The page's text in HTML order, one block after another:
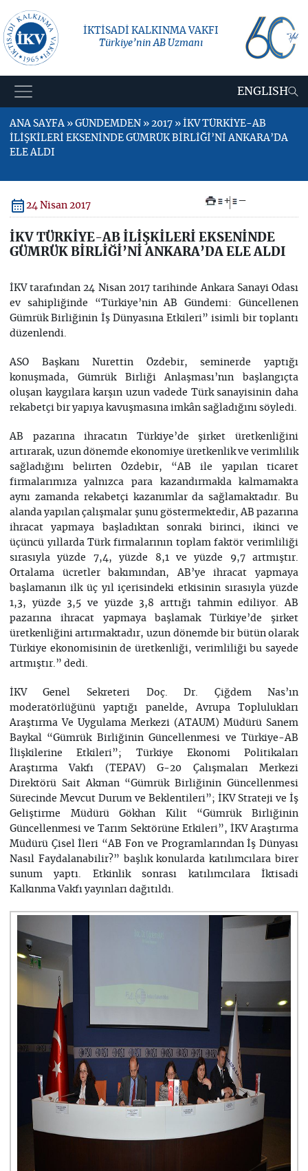
İKTİSADİ KALKINMA VAKFI
Türkiye’nin AB Uzmanı
ENGLISH
ANA SAYFA » GÜNDEMDEN » 2017 » İKV TÜRKİYE-AB
İLİŞKİLERİ EKSENİNDE GÜMRÜK BİRLİĞİ’Nİ ANKARA’DA
ELE ALDI
24 Nisan 2017 + –
İKV TÜRKİYE-AB İLİŞKİLERİ EKSENİNDE
GÜMRÜK BİRLİĞİ’Nİ ANKARA’DA ELE ALDI
İKV tarafından 24 Nisan 2017 tarihinde Ankara Sanayi Odası
ev sahipliğinde “Türkiye’nin AB Gündemi: Güncellenen
Gümrük Birliğinin İş Dünyasına Etkileri” isimli bir toplantı
düzenlendi.
ASO Başkanı Nurettin Özdebir, seminerde yaptığı
konuşmada, Gümrük Birliği Anlaşması’nın başlangıçta
oluşan kaygılara karşın uzun vadede Türk sanayisinin daha
rekabetçi bir yapıya kavuşmasına imkân sağladığını söyledi.
AB pazarına ihracatın Türkiye’de şirket üretkenliğini
artırarak, uzun dönemde ekonomiye üretkenlik ve verimlilik
sağladığını belirten Özdebir, “AB ile yapılan ticaret
firmalarımıza yalnızca para kazandırmakla kalmamakta
aynı zamanda rekabetçi kazanımlar da sağlamaktadır. Bu
alanda yapılan çalışmalar şunu göstermektedir, AB pazarına
ihracat yapmaya başladıktan sonraki birinci, ikinci ve
üçüncü yıllarda Türk firmalarının toplam faktör verimliliği
sırasıyla yüzde 7,4, yüzde 8,1 ve yüzde 9,7 artmıştır.
Ortalama ücretler bakımından, AB’ye ihracat yapmaya
başlamanın ilk üç yıl içerisindeki etkisinin sırasıyla yüzde
1,3, yüzde 3,5 ve yüzde 3,8 arttığı tahmin ediliyor. AB
pazarına ihracat yapmaya başlamak Türkiye’de şirket
üretkenliğini artırmaktadır, uzun dönemde bir bütün olarak
Türkiye ekonomisinin de üretkenliği, verimliliği bu sayede
artmıştır.” dedi.
İKV Genel Sekreteri Doç. Dr. Çiğdem Nas’ın
moderatörlüğünü yaptığı panelde, Avrupa Toplulukları
Araştırma Ve Uygulama Merkezi (ATAUM) Müdürü Sanem
Baykal “Gümrük Birliğinin Güncellenmesi ve Türkiye-AB
İlişkilerine Etkileri”; Türkiye Ekonomi Politikaları
Araştırma Vakfı (TEPAV) G-20 Çalışmaları Merkezi
Direktörü Sait Akman “Gümrük Birliğinin Güncellenmesi
Sürecinde Mevcut Durum ve Beklentileri”; İKV Strateji ve İş
Geliştirme Müdürü Gökhan Kilit “Gümrük Birliğinin
Güncellenmesi ve Tarım Sektörüne Etkileri”, İKV Araştırma
Müdürü Çisel İleri “AB Fon ve Programlarından İş Dünyası
Nasıl Faydalanabilir?” başlık konularda katılımcılara birer
sunum yaptı. Etkinlik sonrası katılımcılara İktisadi
Kalkınma Vakfı yayınları dağıtıldı.